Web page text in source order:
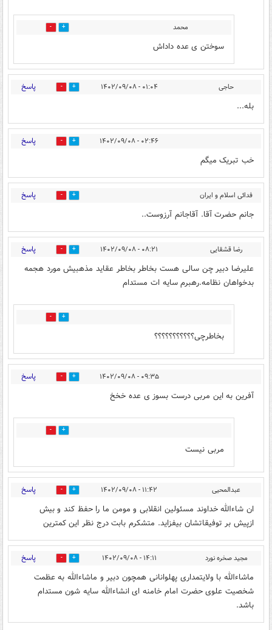
محمد 2
سوختن ی عده داداش
حاجی ۰۱:۰۴ - ۱۴۰۲/۰۹/۰۸ 3 پاسخ
بله...
۰۲:۴۶ - ۱۴۰۲/۰۹/۰۸ 4 پاسخ
خب تبریک میگم
فدائی اسلام و ایران
🇮🇷
۰۴:۳۷ - ۱۴۰۲/۰۹/۰۸
8 پاسخ
جانم حضرت آقا. آقاجانم آرزوست..
رضا قشقایی ۰۸:۲۱ - ۱۴۰۲/۰۹/۰۸ 8 پاسخ
علیرضا دبیر چن سالی هست بخاطر بخاطر عقاید مذهبیش مورد هجمه
بدخواهان نظامه.رهبرم سایه ات مستدام
5
بخاطرچی؟؟؟؟؟؟؟؟؟؟؟
۰۹:۳۵ - ۱۴۰۲/۰۹/۰۸ 5 پاسخ
آفرین به این مربی درست بسوز ی عده خخخ
1
مربی نیست
عبدالمحیی ۱۱:۴۲ - ۱۴۰۲/۰۹/۰۸ 3 پاسخ
ان شاءالله خداوند مسئولین انقلابی و مومن ما را حفظ کند و بیش
ازپیش بر توفیقاتشان بیفزاید. متشکرم بابت درج نظر این کمترین
مجید صخره نورد ۱۴:۱۱ - ۱۴۰۲/۰۹/۰۸ 1 پاسخ
ماشاءالله با ولایتمداری پهلوانانی همچون دبیر و ماشاءالله به عظمت
شخصیت علوی حضرت امام خامنه ای انشاءالله سایه شون مستدام
باشد.